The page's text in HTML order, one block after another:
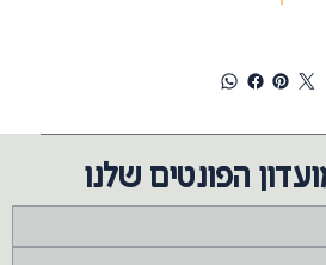
הפונטים שלנו